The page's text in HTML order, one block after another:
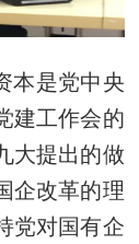
本是党中央
建工作会的
大提出的做
企改革的理
党对国有企